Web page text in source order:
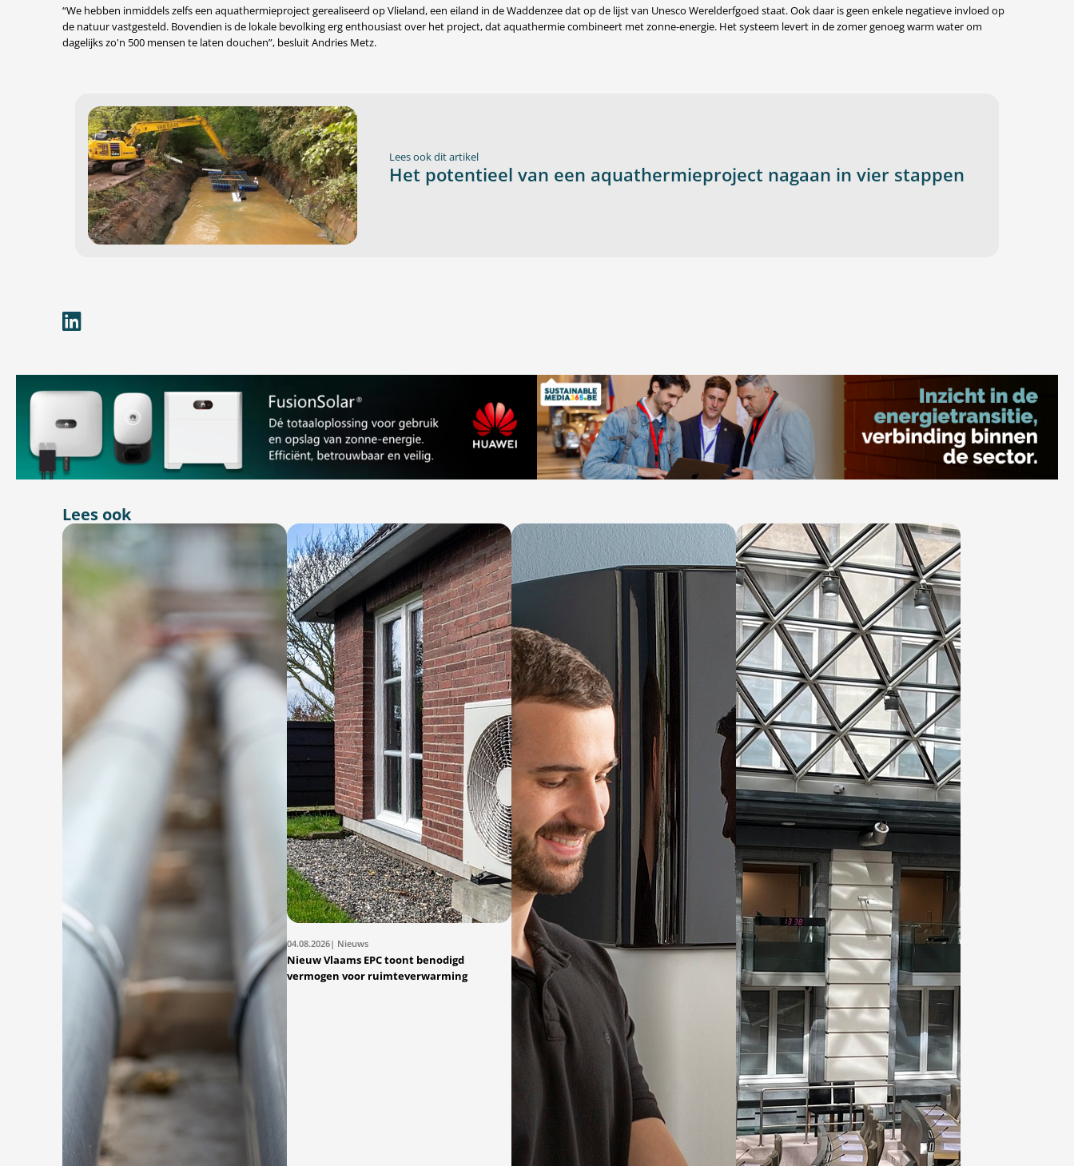
“We hebben inmiddels zelfs een aquathermieproject gerealiseerd op Vlieland, een eiland in de Waddenzee dat op de lijst van Unesco Werelderfgoed staat. Ook daar is geen enkele negatieve invloed op
de natuur vastgesteld. Bovendien is de lokale bevolking erg enthousiast over het project, dat aquathermie combineert met zonne-energie. Het systeem levert in de zomer genoeg warm water om
dagelijks zo'n 500 mensen te laten douchen”, besluit Andries Metz.
Lees ook dit artikel
Het potentieel van een aquathermieproject nagaan in vier stappen
Lees ook
04.08.2026| Nieuws
Nieuw Vlaams EPC toont benodigd
vermogen voor ruimteverwarming